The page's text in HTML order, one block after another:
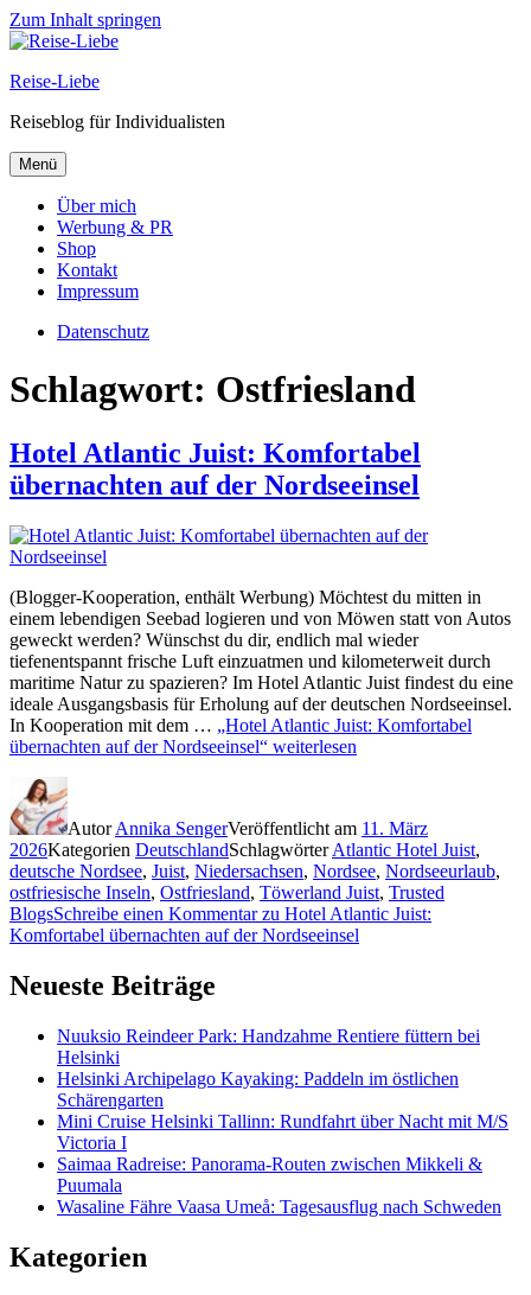
Zum Inhalt springen
Reise-Liebe
Reiseblog für Individualisten
Menü
Über mich
Werbung & PR
Shop
Kontakt
Impressum
Datenschutz
Schlagwort: Ostfriesland
Hotel Atlantic Juist: Komfortabel
übernachten auf der Nordseeinsel
(Blogger-Kooperation, enthält Werbung) Möchtest du mitten in
einem lebendigen Seebad logieren und von Möwen statt von Autos
geweckt werden? Wünschst du dir, endlich mal wieder
tiefenentspannt frische Luft einzuatmen und kilometerweit durch
maritime Natur zu spazieren? Im Hotel Atlantic Juist findest du eine
ideale Ausgangsbasis für Erholung auf der deutschen Nordseeinsel.
In Kooperation mit dem … „Hotel Atlantic Juist: Komfortabel
übernachten auf der Nordseeinsel“ weiterlesen
AutorAnnika SengerVeröffentlicht am 11. März
2026Kategorien DeutschlandSchlagwörterAtlantic Hotel Juist,
deutsche Nordsee, Juist, Niedersachsen, Nordsee, Nordseeurlaub,
ostfriesische Inseln, Ostfriesland, Töwerland Juist, Trusted
BlogsSchreibe einen Kommentarzu Hotel Atlantic Juist:
Komfortabel übernachten auf der Nordseeinsel
Neueste Beiträge
Nuuksio Reindeer Park: Handzahme Rentiere füttern bei
Helsinki
Helsinki Archipelago Kayaking: Paddeln im östlichen
Schärengarten
Mini Cruise Helsinki Tallinn: Rundfahrt über Nacht mit M/S
Victoria I
Saimaa Radreise: Panorama-Routen zwischen Mikkeli &
Puumala
Wasaline Fähre Vaasa Umeå: Tagesausflug nach Schweden
Kategorien